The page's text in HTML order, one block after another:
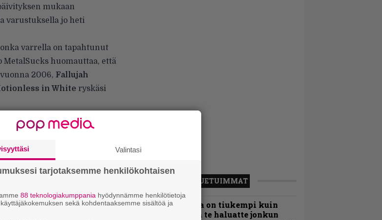
mukaan
varustuksella jo heti
varrella on tapahtunut
MetalSucks huomauttaa, että
2006, Fallujah
in White ryskäsi
jo vuonna 2010 kirjoittanut
pahimmista keikkareiteistä
seuraavaa:
LUETUIMMAT
”Metallica on tiukempi kuin
koskaan ja te haluatte jonkun
Valintasi
tarjotaksemme henkilökohtaisen
88 teknologiakumppania hyödynnämme henkilötietoja
sekä kohdentaaksemme sisältöä ja